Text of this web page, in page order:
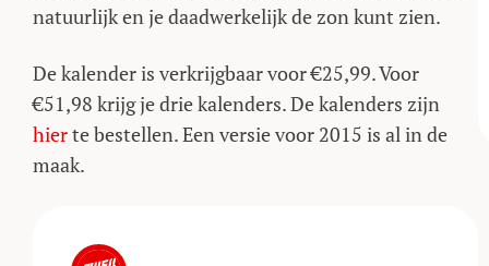
natuurlijk en je daadwerkelijk de zon kunt zien.
De kalender is verkrijgbaar voor €25,99. Voor
€51,98 krijg je drie kalenders. De kalenders zijn
hierte bestellen. Een versie voor 2015 is al in de
maak.